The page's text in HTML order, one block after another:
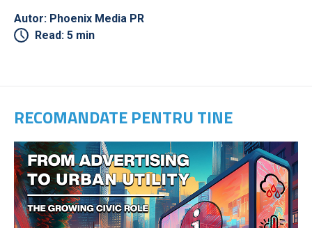
Autor: Phoenix Media PR
Read: 5 min
RECOMANDATE PENTRU TINE